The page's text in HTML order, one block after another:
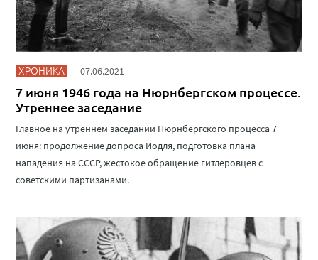
ХРОНИКА 07.06.2021
7 июня 1946 года на Нюрнбергском процессе.
Утреннее заседание
Главное на утреннем заседании Нюрнбергского процесса 7
июня: продолжение допроса Иодля, подготовка плана
нападения на СССР, жестокое обращение гитлеровцев с
советскими партизанами.